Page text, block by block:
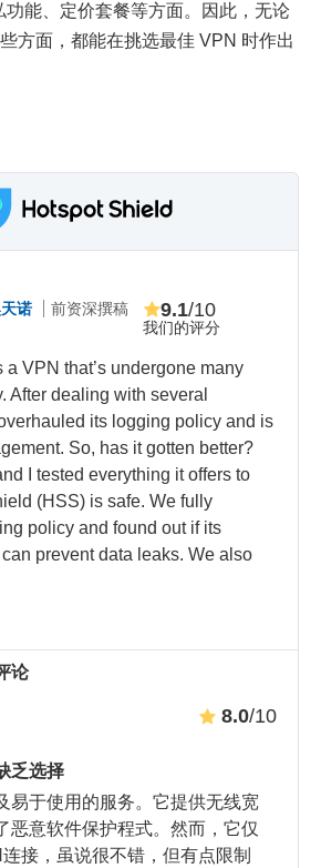
功能、定价套餐等方面。因此，无论
方面，都能在挑选最佳 VPN 时作出
诺
前资深撰稿
我们的评分
9.1/10
a VPN that’s undergone many
After dealing with several
its logging policy and is
So, has it gotten better?
I tested everything it offers to
(HSS) is safe. We fully
policy and found out if its
prevent data leaks. We also
论
8.0/10
乏选择
易于使用的服务。它提供无线宽
恶意软件保护程式。然而，它仅
接，虽说很不错，但有点限制